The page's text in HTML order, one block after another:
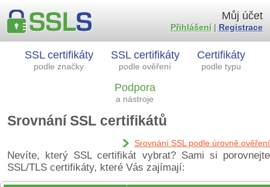
SSL certifikáty
podle značky
SSL certifikáty
podle ověření
Certifikáty
podle typu
Podpora
a nástroje
Můj účet
Přihlášení| Registrace
Srovnání SSL certifikátů
Srovnání SSL podle úrovně ověření
Nevíte, který SSL certifikát vybrat? Sami si porovnejte
SSL/TLS certifikáty, které Vás zajímají: